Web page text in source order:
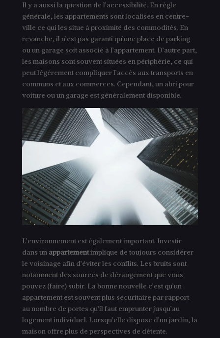
Il y a aussi la question de l’accessibilité. En règle
générale, les appartements sont localisés en centre-
ville ce qui les situe à proximité des commodités. En
revanche, il n’est pas garanti qu’une place de parking
ou un garage soit associé à l’appartement. D’autre part,
les maisons sont souvent situées en périphérie, ce qui
peut légèrement compliquer l’accès aux transports en
communs et aux commerces. Cependant, un abri pour
voiture ou un garage est généralement disponible.
L’environnement est également important. Investir
dans un appartementimplique de toujours considérer
le voisinage afin d’éviter les conflits. Les bruits sont
notamment des sources de dérangement que vous
pouvez (faire) subir. La bonne nouvelle c’est qu’un
appartement est souvent plus sécuritaire par rapport
au nombre de portes qu’il faut emprunter jusqu’au
logement individuel. Lorsqu’elle dispose d’un jardin, la
maison offre plus de perspectives de détente.